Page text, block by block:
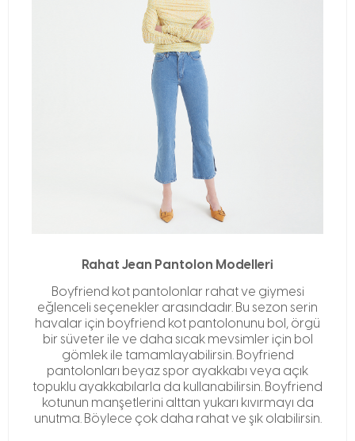
Rahat Jean Pantolon Modelleri
Boyfriend kot pantolonlar rahat ve giymesi
eğlenceli seçenekler arasındadır. Bu sezon serin
havalar için boyfriend kot pantolonunu bol, örgü
bir süveter ile ve daha sıcak mevsimler için bol
gömlek ile tamamlayabilirsin. Boyfriend
pantolonları beyaz spor ayakkabı veya açık
topuklu ayakkabılarla da kullanabilirsin. Boyfriend
kotunun manşetlerini alttan yukarı kıvırmayı da
unutma. Böylece çok daha rahat ve şık olabilirsin.